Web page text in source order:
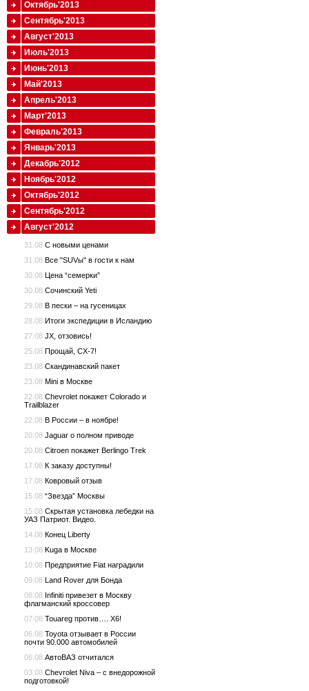
Октябрь'2013
Сентябрь'2013
Август'2013
Июль'2013
Июнь'2013
Май'2013
Апрель'2013
Март'2013
Февраль'2013
Январь'2013
Декабрь'2012
Ноябрь'2012
Октябрь'2012
Сентябрь'2012
Август'2012
31.08 С новыми ценами
31.08 Все "SUVы" в гости к нам
30.08 Цена “семерки”
30.08 Сочинский Yeti
29.08 В пески – на гусеницах
28.08 Итоги экспедиции в Исландию
27.08 JX, отзовись!
25.08 Прощай, CX-7!
23.08 Скандинавский пакет
23.08 Mini в Москве
22.08 Chevrolet покажет Colorado и
Trailblazer
22.08 В России – в ноябре!
20.08 Jaguar о полном приводе
20.08 Citroen покажет Berlingo Trek
17.08 К заказу доступны!
17.08 Ковровый отзыв
15.08 “Звезда” Москвы
15.08 Скрытая установка лебедки на
УАЗ Патриот. Видео.
14.08 Конец Liberty
13.08 Kuga в Москве
10.08 Предприятие Fiat наградили
09.08 Land Rover для Бонда
08.08 Infiniti привезет в Москву
флагманский кроссовер
07.08 Touareg против…. X6!
06.08 Toyota отзывает в России
почти 90.000 автомобилей
06.08 АвтоВАЗ отчитался
03.08 Chevrolet Niva – с внедорожной
подготовкой!